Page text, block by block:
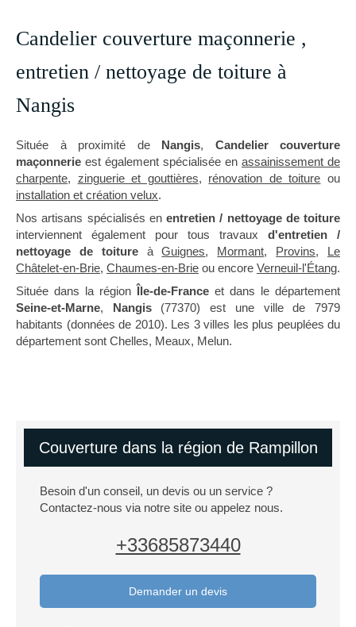
Candelier couverture maçonnerie ,
entretien / nettoyage de toiture à
Nangis
Située à proximité de Nangis, Candelier couverture
maçonnerie est également spécialisée en assainissement de
charpente, zinguerie et gouttières, rénovation de toiture ou
installation et création velux.
Nos artisans spécialisés en entretien / nettoyage de toiture
interviennent également pour tous travaux d'entretien /
nettoyage de toitureàGuignes, Mormant, Provins, Le
Châtelet-en-Brie, Chaumes-en-Brie ou encore Verneuil-l'Étang.
Située dans la région Île-de-France et dans le département
Seine-et-Marne, Nangis(77370) est une ville de 7979
habitants (données de 2010). Les 3 villes les plus peuplées du
département sont Chelles, Meaux, Melun.
Couverture dans la région de Rampillon
Besoin d'un conseil, un devis ou un service ?
Contactez-nous via notre site ou appelez nous.
+33685873440
Demander un devis